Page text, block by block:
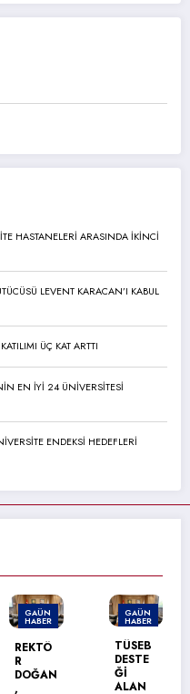
HASTANELERİ ARASINDA İKİNCİ
LEVENT KARACAN’I KABUL
ÜÇ KAT ARTTI
EN İYİ 24 ÜNİVERSİTESİ
ENDEKSİ HEDEFLERİ
GAÜN
HABER
TÜSEB
Ğİ
GAÜN
HABER
GAÜN
TEKNİK
BİLİML